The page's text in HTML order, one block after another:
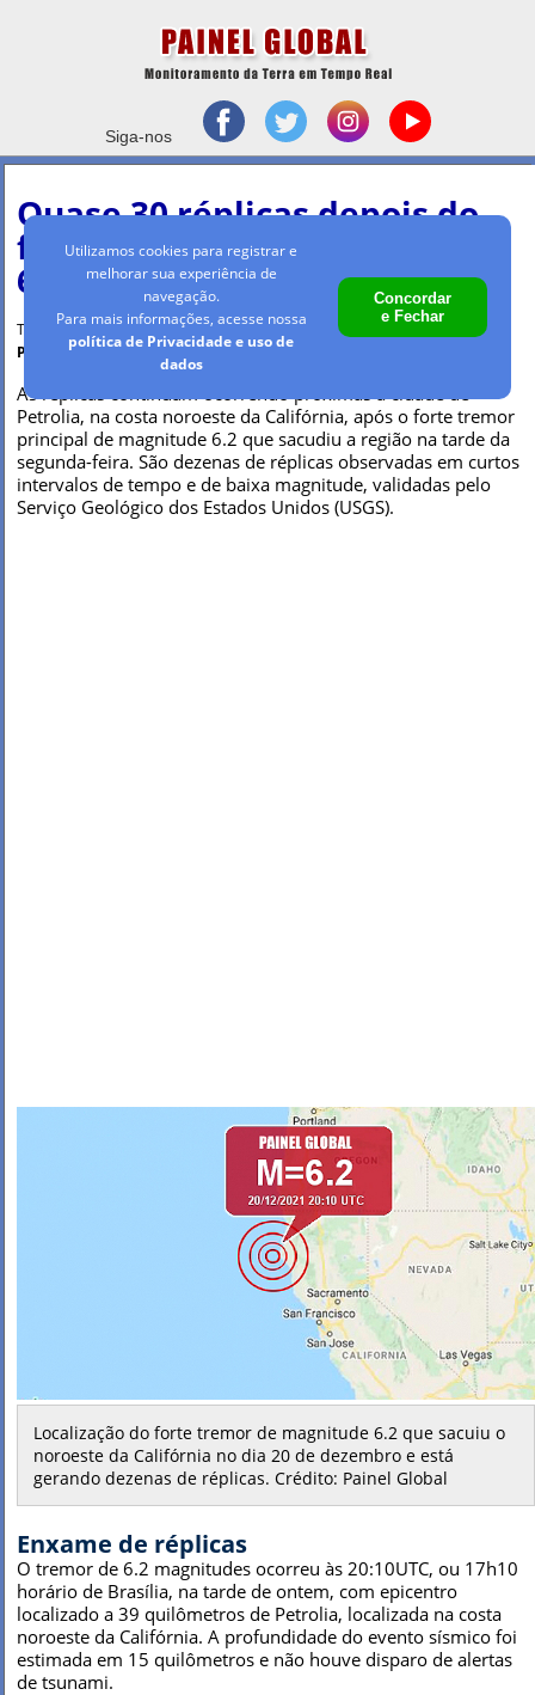
Siga-nos
Quase 30 réplicas depois do
forte tremor de magnitude
6.2 na Califórnia
Terça-feira, 21 dez 2021 - 10h37
Por Maria Clara Machado
As réplicas continuam ocorrendo próximas à cidade de
Petrolia, na costa noroeste da Califórnia, após o forte tremor
principal de magnitude 6.2 que sacudiu a região na tarde da
segunda-feira. São dezenas de réplicas observadas em curtos
intervalos de tempo e de baixa magnitude, validadas pelo
Serviço Geológico dos Estados Unidos (USGS).
Localização do forte tremor de magnitude 6.2 que sacuiu o
noroeste da Califórnia no dia 20 de dezembro e está
gerando dezenas de réplicas. Crédito: Painel Global
Enxame de réplicas
O tremor de 6.2 magnitudes ocorreu às 20:10UTC, ou 17h10
horário de Brasília, na tarde de ontem, com epicentro
localizado a 39 quilômetros de Petrolia, localizada na costa
noroeste da Califórnia. A profundidade do evento sísmico foi
estimada em 15 quilômetros e não houve disparo de alertas
de tsunami.
Utilizamos cookies para registrar e
melhorar sua experiência de
navegação.
Para mais informações, acesse nossa
política de Privacidade e uso de
dados
Concordar
e Fechar